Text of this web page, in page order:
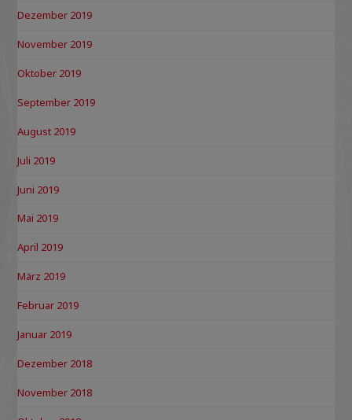
Dezember 2019
November 2019
Oktober 2019
September 2019
August 2019
Juli 2019
Juni 2019
Mai 2019
April 2019
März 2019
Februar 2019
Januar 2019
Dezember 2018
November 2018